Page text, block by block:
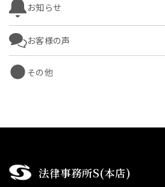
お知らせ
お客様の声
その他
法律事務所S(本店)